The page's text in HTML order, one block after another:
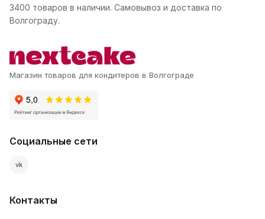
3400 товаров в наличии. Самовывоз и доставка по
Волгограду.
Магазин товаров для кондитеров в Волгограде
Социальные сети
vk
Контакты